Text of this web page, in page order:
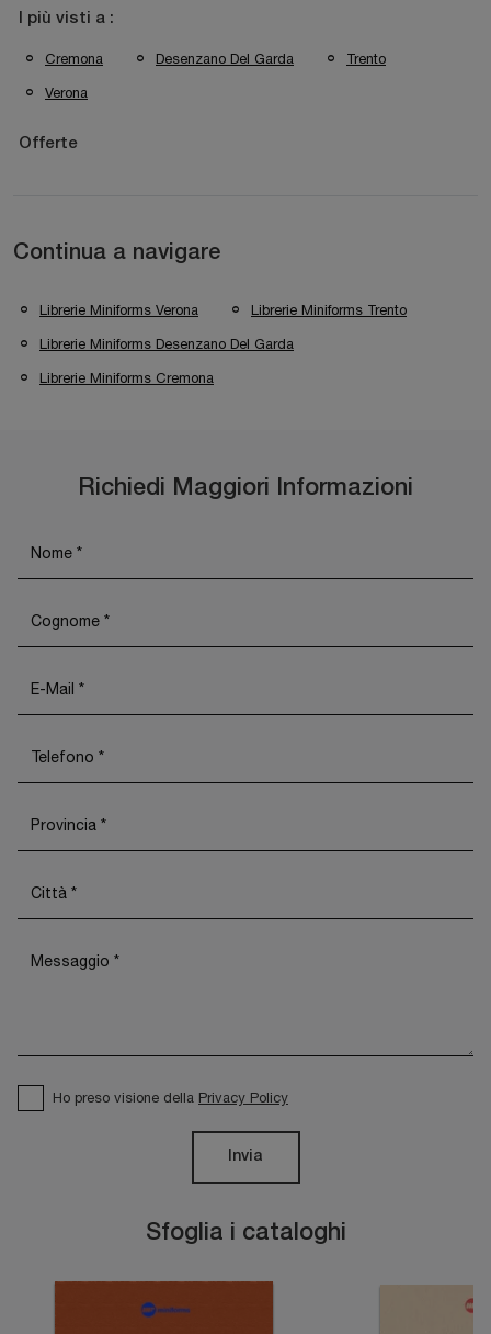
I più visti a :
Cremona Desenzano Del Garda Trento
Verona
Offerte
Continua a navigare
Librerie Miniforms Verona Librerie Miniforms Trento
Librerie Miniforms Desenzano Del Garda
Librerie Miniforms Cremona
Sfoglia i cataloghi
Richiedi Maggiori Informazioni
Ho preso visione della Privacy Policy
Invia